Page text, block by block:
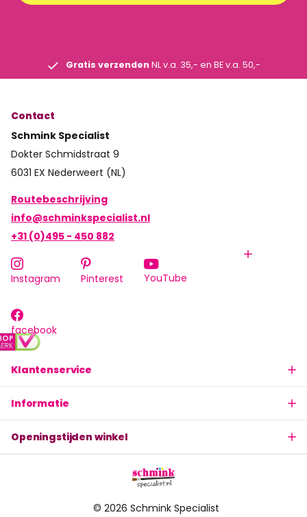
Gratis verzenden NL v.a. 35,- en BE v.a. 50,-
Klantenservice
Informatie
Openingstijden winkel
Contact
Schmink Specialist
Dokter Schmidstraat 9
6031 EX Nederweert (NL)
Routebeschrijving
info@schminkspecialist.nl
+31 (0)495 - 450 882
Instagram Pinterest YouTube
facebook
© 2026 Schmink Specialist